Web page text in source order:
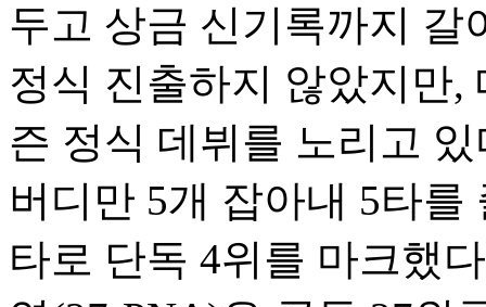
두고 상금 신기록까지 갈
정식 진출하지 않았지만,
즌 정식 데뷔를 노리고
버디만 5개 잡아내 5타를
타로 단독 4위를 마크했